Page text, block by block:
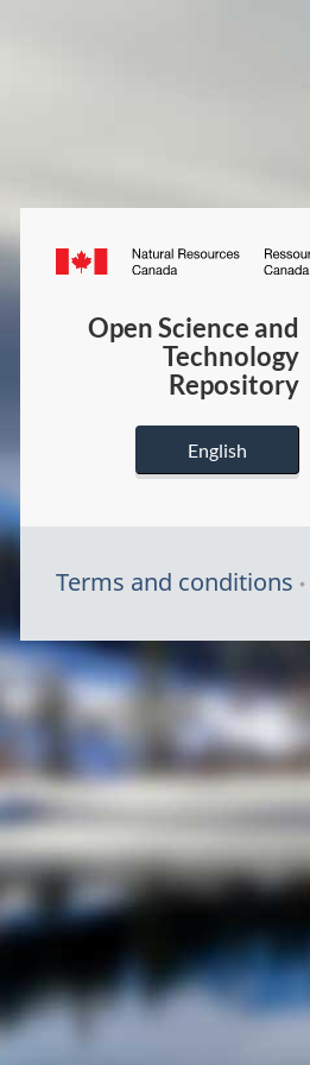
Canada.ca
Open Science and
Technology
Repository
English
Terms and conditions